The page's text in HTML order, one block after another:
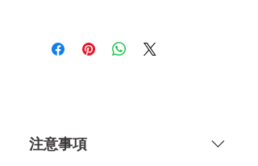
カップ
注意事項